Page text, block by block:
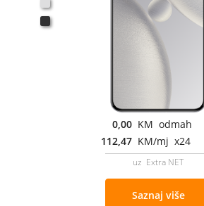
0,00 KM odmah
112,47 KM/mj x24
uz Extra NET
Saznaj više